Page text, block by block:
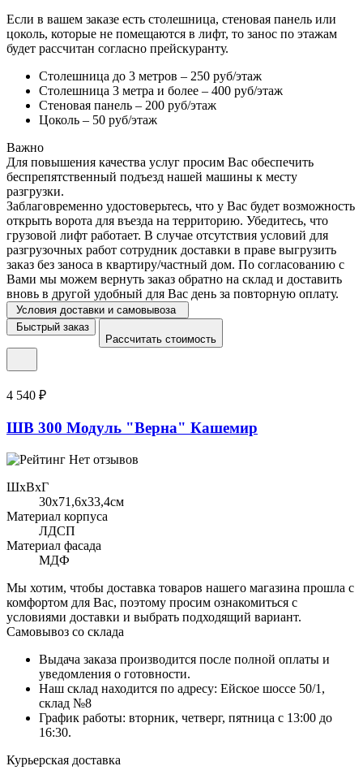
Если в вашем заказе есть столешница, стеновая панель или
цоколь, которые не помещаются в лифт, то занос по этажам
будет рассчитан согласно прейскуранту.
Столешница до 3 метров – 250 руб/этаж
Столешница 3 метра и более – 400 руб/этаж
Стеновая панель – 200 руб/этаж
Цоколь – 50 руб/этаж
Важно
Для повышения качества услуг просим Вас обеспечить
беспрепятственный подъезд нашей машины к месту
разгрузки.
Заблаговременно удостоверьтесь, что у Вас будет возможность
открыть ворота для въезда на территорию. Убедитесь, что
грузовой лифт работает. В случае отсутствия условий для
разгрузочных работ сотрудник доставки в праве выгрузить
заказ без заноса в квартиру/частный дом. По согласованию с
Вами мы можем вернуть заказ обратно на склад и доставить
вновь в другой удобный для Вас день за повторную оплату.
Условия доставки и самовывоза
Быстрый заказ
Рассчитать стоимость
4 540 ₽
ШВ 300 Модуль "Верна" Кашемир
Нет отзывов
ШхВхГ
30x71,6х33,4см
Материал корпуса
ЛДСП
Материал фасада
МДФ
Мы хотим, чтобы доставка товаров нашего магазина прошла с
комфортом для Вас, поэтому просим ознакомиться с
условиями доставки и выбрать подходящий вариант.
Самовывоз со склада
Выдача заказа производится после полной оплаты и
уведомления о готовности.
Наш склад находится по адресу: Ейское шоссе 50/1,
склад №8
График работы: вторник, четверг, пятница с 13:00 до
16:30.
Курьерская доставка